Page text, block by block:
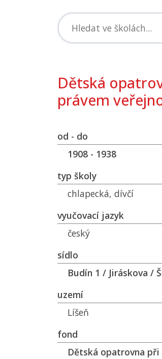
Dětská
právem
od - do
1908 - 1938
typ školy
chlapecká, dívčí
vyučovací jazyk
český
sídlo
Budín 1 / Jiráskova /
uzemí
Líšeň
fond
Dětská opatrovna